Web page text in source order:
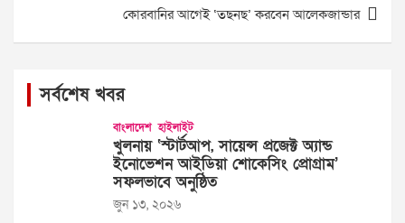
কোরবানির আগেই ‘তছনছ’ করবেন আলেকজান্ডার
সর্বশেষ খবর
বাংলাদেশ হাইলাইট
খুলনায় ‘স্টার্টআপ, সায়েন্স প্রজেক্ট অ্যান্ড
ইনোভেশন আইডিয়া শোকেসিং প্রোগ্রাম’
সফলভাবে অনুষ্ঠিত
জুন ১৩, ২০২৬